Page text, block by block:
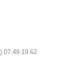
07:49:19.62